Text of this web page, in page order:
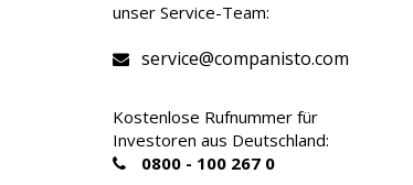
unser Service-Team:
service@companisto.com
Kostenlose Rufnummer für
Investoren aus Deutschland:
0800 - 100 267 0